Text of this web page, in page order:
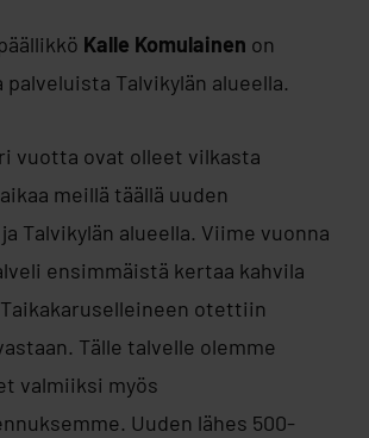
Kalle Komulainen on
Talvikylän alueella.
vuotta ovat olleet vilkasta
meillä täällä uuden
Talvikylän alueella. Viime vuonna
ensimmäistä kertaa kahvila
otettiin
Tälle talvelle olemme
valmiiksi myös
Uuden lähes 500-